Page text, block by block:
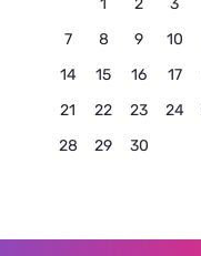
1 2 3
7
8 9 10
14
15 16 17
21
22 23 24
28
29 30
туры
гостиницы.
кухней, кухней в